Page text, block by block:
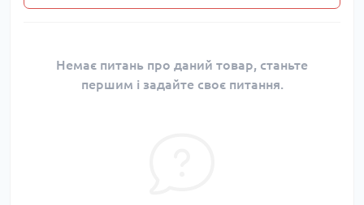
Немає питань про даний товар, станьте
першим і задайте своє питання.